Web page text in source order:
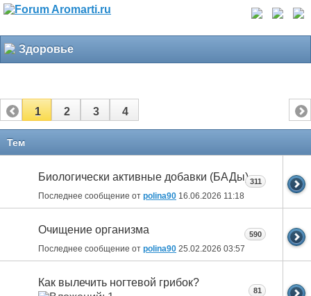
Здоровье
1 2 3 4
Тем
Биологически активные добавки (БАДы)
Последнее сообщение от polina90 16.06.2026 11:18
311
Очищение организма
Последнее сообщение от polina90 25.02.2026 03:57
590
Как вылечить ногтевой грибок?
81